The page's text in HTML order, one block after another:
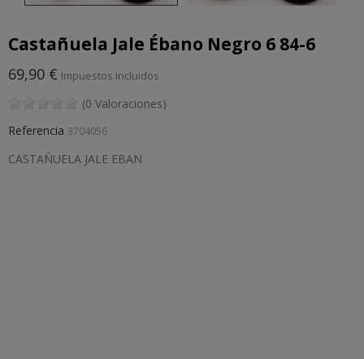
Castañuela Jale Ébano Negro 6 84-6
69,90 € Impuestos incluidos
(0 Valoraciones)
Referencia 3704056
CASTAÑUELA JALE EBAN